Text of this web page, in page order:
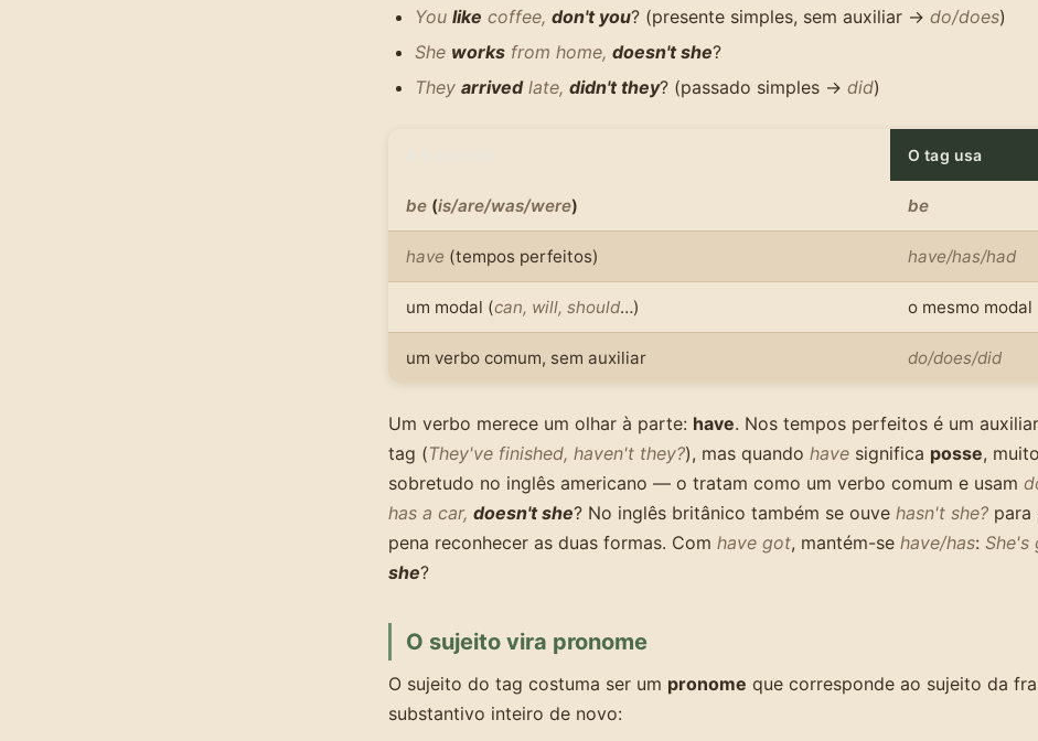
You like coffee, don't you? (presente simples, sem auxiliar → do/does)
She works from home, doesn't she?
They arrived late, didn't they? (passado simples → did)
O tag usa
be (is/are/was/were) be
have (tempos perfeitos) have/has/had
um modal (can, will, should…) o mesmo modal
um verbo comum, sem auxiliar do/does/did
Um verbo merece um olhar à parte: have. Nos tempos perfeitos é um
tag (They've finished, haven't they?), mas quando have significa posse,
sobretudo no inglês americano — o tratam como um verbo comum e usam
has a car, doesn't she? No inglês britânico também se ouve hasn't she? para
pena reconhecer as duas formas. Com have got, mantém-se have/has: She's
she?
O sujeito vira pronome
O sujeito do tag costuma ser um pronome que corresponde ao sujeito da
substantivo inteiro de novo: